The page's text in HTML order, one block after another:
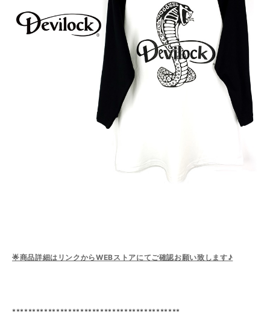
🌟商品詳細はリンクからWEBストアにてご確認お願い致します♪
******************************************